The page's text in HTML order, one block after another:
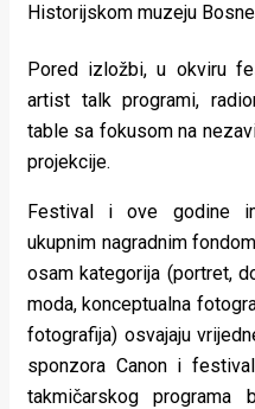
Historijskom muzeju
Pored izložbi, u okviru
artist talk programi,
table sa fokusom na
projekcije.
Festival i ove godine
ukupnim nagradnim
osam kategorija (portret,
moda, konceptualna
fotografija) osvajaju
sponzora Canon i
takmičarskog